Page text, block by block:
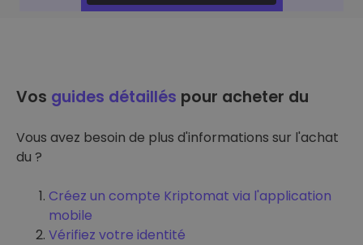
Vos guides détaillés pour acheter du
Vous avez besoin de plus d'informations sur l'achat
du ?
Créez un compte Kriptomat via l'application
mobile
Vérifiez votre identité